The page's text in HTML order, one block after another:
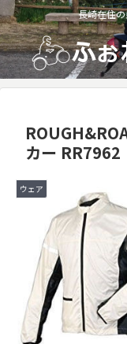
長崎在住
カー RR7962
ウェア